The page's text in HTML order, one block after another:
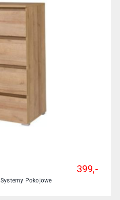
Systemy Pokojowe
399,-